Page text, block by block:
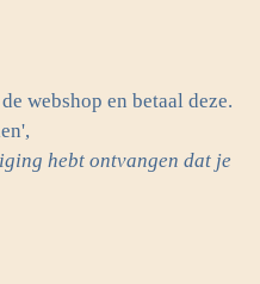
webshop en betaal deze.
hebt ontvangen dat je